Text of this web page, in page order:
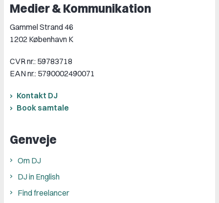
Medier & Kommunikation
Gammel Strand 46
1202 København K
CVR nr.: 59783718
EAN nr.: 5790002490071
Kontakt DJ
Book samtale
Genveje
Om DJ
DJ in English
Find freelancer